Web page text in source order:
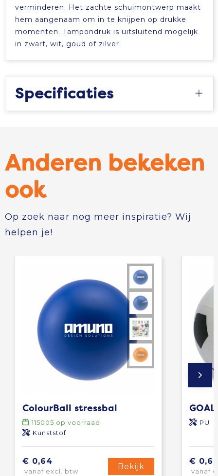
verminderen. Het zachte schuimontwerp maakt
hem aangenaam om in te knijpen op drukke
momenten. Tampondruk is uitsluitend mogelijk
in zwart, wit, goud of zilver.
Specificaties
Anderen bekeken
ook
Op zoek naar nog meer inspiratie? Wij
helpen je!
ColourBall stressbal
115005 op voorraad
Kunststof
€ 0,64
vanaf excl. btw
Bekijk
PU
€
vanaf